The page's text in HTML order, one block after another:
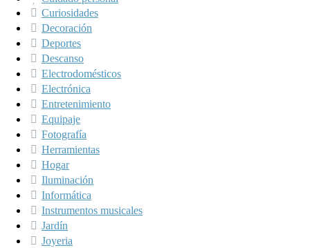
Curiosidades
Decoración
Deportes
Descanso
Electrodomésticos
Electrónica
Entretenimiento
Equipaje
Fotografía
Herramientas
Hogar
Iluminación
Informática
Instrumentos musicales
Jardín
Joyeria